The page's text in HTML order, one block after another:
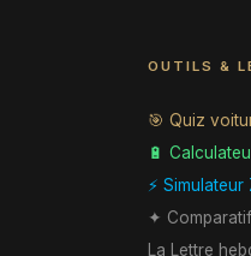
OUTILS &
🎯 Quiz
🔋
⚡
✦
La Lettre